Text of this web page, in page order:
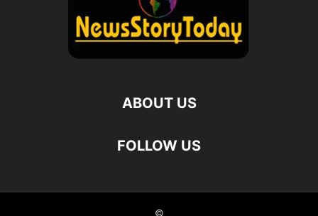
ABOUT US
FOLLOW US
©